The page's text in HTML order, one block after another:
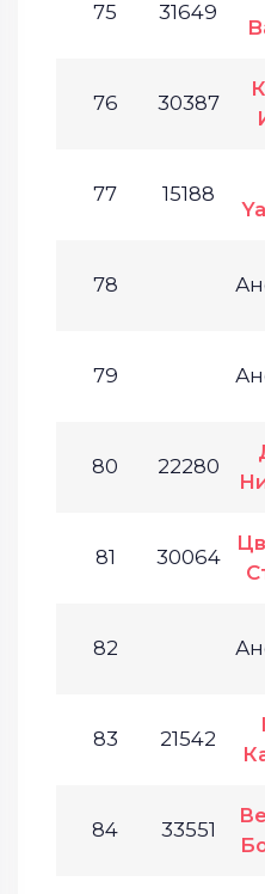
75 31649
76 30387
77 15188
78
79
80 22280
81 30064
82
83 21542
84 33551